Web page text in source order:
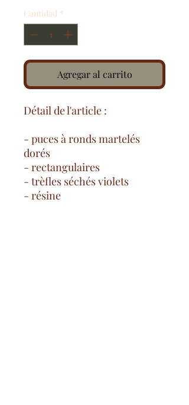
Cantidad *
Agregar al carrito
Détail de l'article :
- puces à ronds martelés
dorés
- rectangulaires
- trèfles séchés violets
- résine